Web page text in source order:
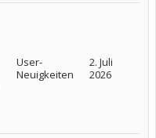
User-
Neuigkeiten
2. Juli
2026